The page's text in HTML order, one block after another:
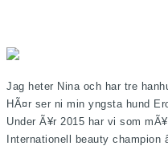
Jag heter Nina och har tre
HÃ¤r ser ni min yngsta hund
Under Ã¥r 2015 har vi som
Internationell beauty